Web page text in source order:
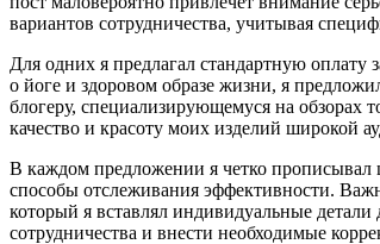
вариантов сотрудничества, учитывая
Для одних я предлагал стандартную
о йоге и здоровом образе жизни, я
блогеру, специализирующемуся на обзорах
качество и красоту моих изделий широкой
В каждом предложении я четко прописывал
способы отслеживания эффективности.
который я вставлял индивидуальные
сотрудничества и внести необходимые